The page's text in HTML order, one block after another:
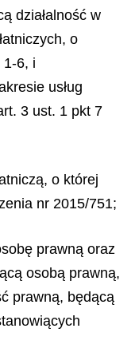
działalność w
o
1-6, i
usług
3 ust. 1 pkt 7
o której
nr 2015/751;
prawną oraz
osobą prawną,
prawną, będącą